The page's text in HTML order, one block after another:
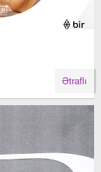
Ətraflı